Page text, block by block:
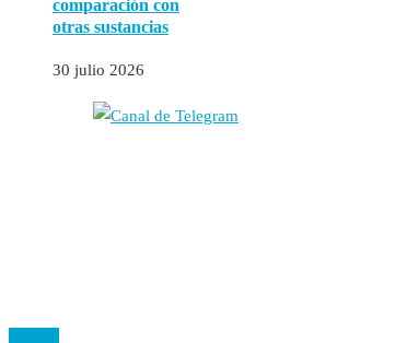
comparación con
otras sustancias
30 julio 2026